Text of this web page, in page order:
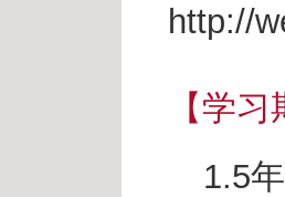
http://
【学
1.5年